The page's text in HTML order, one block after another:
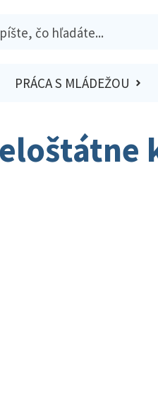
PRÁCA S MLÁDEŽOU